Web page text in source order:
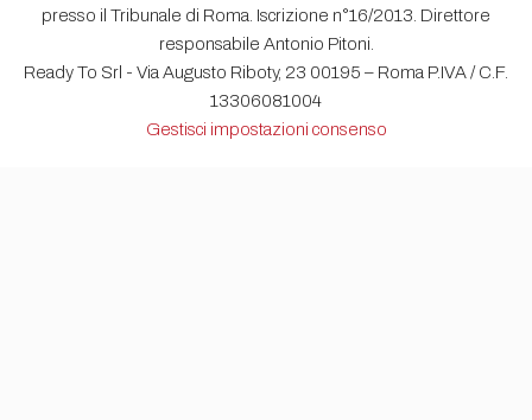
presso il Tribunale di Roma. Iscrizione n°16/2013. Direttore
responsabile Antonio Pitoni.
Ready To Srl - Via Augusto Riboty, 23 00195 – Roma P.IVA / C.F.
13306081004
Gestisci impostazioni consenso